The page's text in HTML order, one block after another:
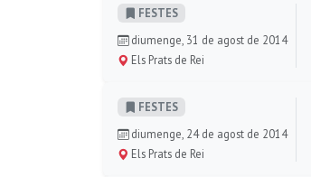
FESTES
diumenge, 31 de agost de 2014
Els Prats de Rei
FESTES
diumenge, 24 de agost de 2014
Els Prats de Rei